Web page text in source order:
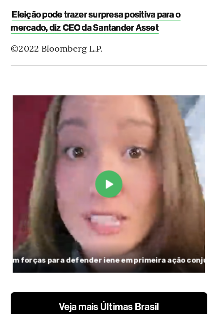
Eleição pode trazer surpresa positiva para o
mercado, diz CEO da Santander Asset
©2022 Bloomberg L.P.
Veja mais Últimas Brasil